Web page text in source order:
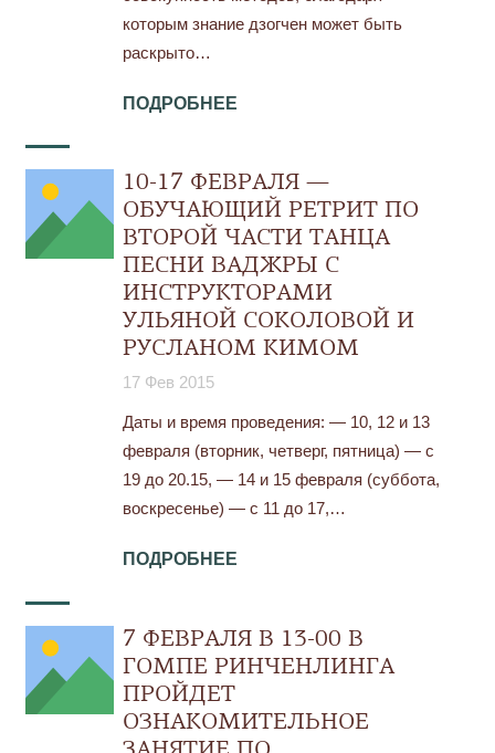
которым знание дзогчен может быть
раскрыто…
ПОДРОБНЕЕ
10-17 ФЕВРАЛЯ —
ОБУЧАЮЩИЙ РЕТРИТ ПО
ВТОРОЙ ЧАСТИ ТАНЦА
ПЕСНИ ВАДЖРЫ С
ИНСТРУКТОРАМИ
УЛЬЯНОЙ СОКОЛОВОЙ И
РУСЛАНОМ КИМОМ
17 Фев 2015
Даты и время проведения: — 10, 12 и 13
февраля (вторник, четверг, пятница) — с
19 до 20.15, — 14 и 15 февраля (суббота,
воскресенье) — с 11 до 17,…
ПОДРОБНЕЕ
7 ФЕВРАЛЯ В 13-00 В
ГОМПЕ РИНЧЕНЛИНГА
ПРОЙДЕТ
ОЗНАКОМИТЕЛЬНОЕ